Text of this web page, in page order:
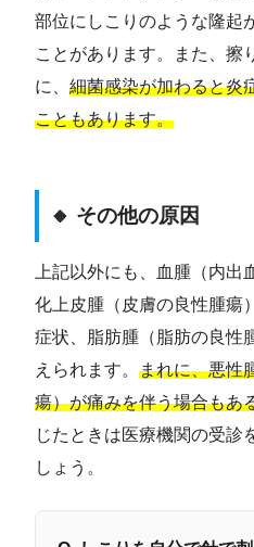
部位にしこりのような隆起
ことがあります。また、擦
に、 細菌感染が加わると炎
こともあります。
🔸 その他の原因
上記以外にも、血腫（内出
化上皮腫（皮膚の良性腫瘍
症状、脂肪腫（脂肪の良性
えられます。 まれに、悪性
瘍）が痛みを伴う場合もあ
じたときは医療機関の受診
しょう。